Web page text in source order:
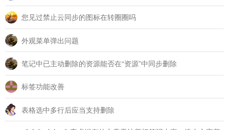
您见过禁止云同步的图标在转圈圈吗
外观菜单弹出问题
笔记中已主动删除的资源能否在“资源”中同步删除
标签功能改善
表格选中多行后应当支持删除